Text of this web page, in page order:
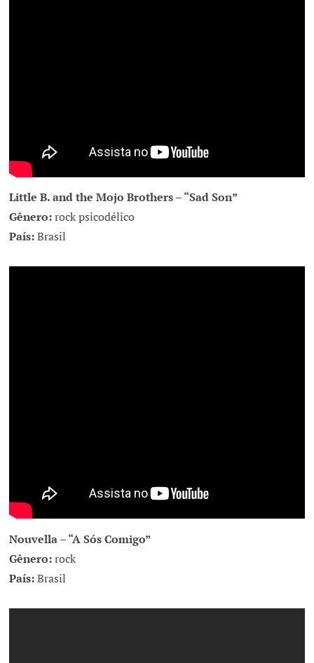
Little B. and the Mojo Brothers – “Sad Son”
Gênero:rock psicodélico
País:Brasil
Nouvella – “A Sós Comigo”
Gênero:rock
País:Brasil